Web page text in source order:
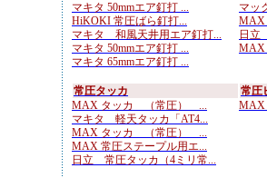
マキタ 50mmエア釘打 ...
HiKOKI 常圧ばら釘打...
マキタ 和風天井用エア釘打...
マキタ 50mmエア釘打 ...
マキタ 65mmエア釘打 ...
マッ
MAX
日立
MAX
常圧タッカ
MAX タッカ （常圧） ...
マキタ 軽天タッカ「AT4...
MAX タッカ （常圧） ...
MAX 常圧ステープル用エ...
日立 常圧タッカ（4ミリ常...
常圧
MAX